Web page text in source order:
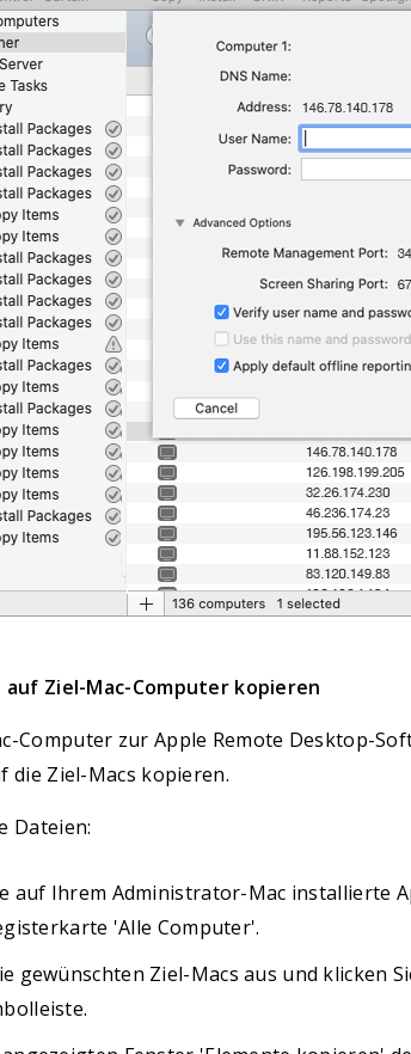
Ziel-Mac-Computer kopieren
Computer zur Apple Remote Desktop-
die Ziel-Macs kopieren.
Dateien:
auf Ihrem Administrator-Mac installierte
'Alle Computer'.
gewünschten Ziel-Macs aus und klicken